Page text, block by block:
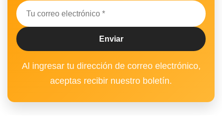
Al ingresar tu dirección de correo electrónico,
aceptas recibir nuestro boletín.